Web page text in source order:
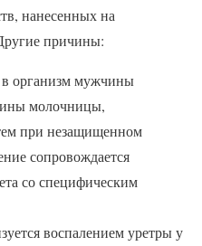
нанесенных на
причины:
организм мужчины
молочницы,
при незащищенном
сопровождается
со специфическим
воспалением уретры у